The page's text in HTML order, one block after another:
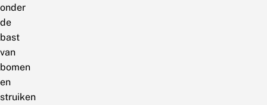
onder
de
bast
van
bomen
en
struiken